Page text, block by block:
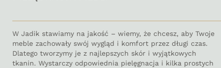
W Jadik stawiamy na jakość – wiemy, że chcesz, aby Twoje
meble zachowały swój wygląd i komfort przez długi czas.
Dlatego tworzymy je z najlepszych skór i wyjątkowych
tkanin. Wystarczy odpowiednia pielęgnacja i kilka prostych